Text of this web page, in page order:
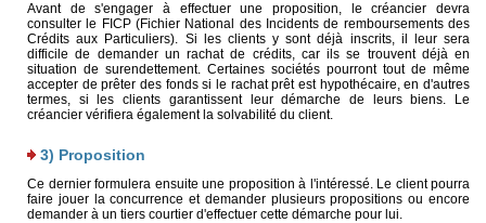
Avant de s'engager à effectuer une proposition, le créancier devra
consulter le FICP (Fichier National des Incidents de remboursements des
Crédits aux Particuliers). Si les clients y sont déjà inscrits, il leur sera
difficile de demander un rachat de crédits, car ils se trouvent déjà en
situation de surendettement. Certaines sociétés pourront tout de même
accepter de prêter des fonds si le rachat prêt est hypothécaire, en d'autres
termes, si les clients garantissent leur démarche de leurs biens. Le
créancier vérifiera également la solvabilité du client.
3) Proposition
Ce dernier formulera ensuite une proposition à l'intéressé. Le client pourra
faire jouer la concurrence et demander plusieurs propositions ou encore
demander à un tiers courtier d'effectuer cette démarche pour lui.